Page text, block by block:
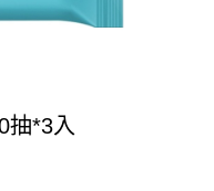
抽*3入